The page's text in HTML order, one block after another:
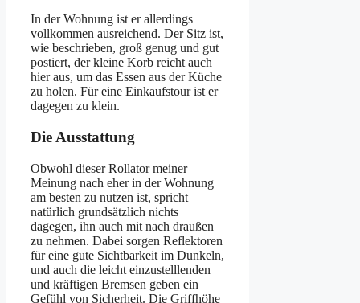
In der Wohnung ist er allerdings
vollkommen ausreichend. Der Sitz ist,
wie beschrieben, groß genug und gut
postiert, der kleine Korb reicht auch
hier aus, um das Essen aus der Küche
zu holen. Für eine Einkaufstour ist er
dagegen zu klein.
Die Ausstattung
Obwohl dieser Rollator meiner
Meinung nach eher in der Wohnung
am besten zu nutzen ist, spricht
natürlich grundsätzlich nichts
dagegen, ihn auch mit nach draußen
zu nehmen. Dabei sorgen Reflektoren
für eine gute Sichtbarkeit im Dunkeln,
und auch die leicht einzustelllenden
und kräftigen Bremsen geben ein
Gefühl von Sicherheit. Die Griffhöhe